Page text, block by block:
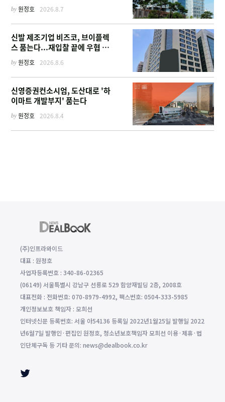
by원정호 2026.8.7
신발 제조기업 비즈코, 브이플렉
스 품는다...재입찰 끝에 우협 선
정
by원정호 2026.8.6
신영증권컨소시엄, 도산대로 '하
이마트 개발부지' 품는다
by원정호 2026.8.4
(주)인프라와이드
대표 : 원정호
사업자등록번호 : 340-86-02365
(06149) 서울특별시 강남구 선릉로 529 함양재빌딩 2층, 2008호
대표전화 : 전화번호: 070-8979-4992, 팩스번호: 0504-333-5985
개인정보보호 책임자 : 모희선
인터넷신문 등록번호: 서울 아54136 등록일 2022년1월25일 발행일 2022
년6월7일 발행인·편집인 원정호, 청소년보호책임자 모희선 이용·제휴·법
인단체구독 등 기타 문의: news@dealbook.co.kr